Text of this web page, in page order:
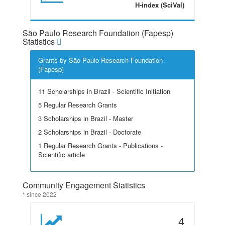
H-index (SciVal)
São Paulo Research Foundation (Fapesp)
Statistics
Grants by São Paulo Research Foundation
(Fapesp)
11 Scholarships in Brazil - Scientific Initiation
5 Regular Research Grants
3 Scholarships in Brazil - Master
2 Scholarships in Brazil - Doctorate
1 Regular Research Grants - Publications -
Scientific article
Community Engagement Statistics
* since 2022
4